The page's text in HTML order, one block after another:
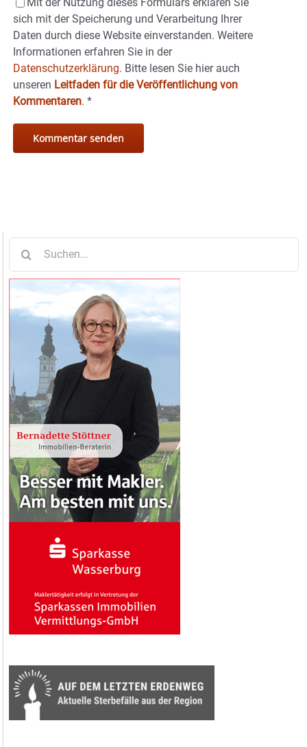
sich mit der Speicherung und Verarbeitung Ihrer
Daten durch diese Website einverstanden. Weitere
Informationen erfahren Sie in der
Datenschutzerklärung. Bitte lesen Sie hier auch
unseren Leitfaden für die Veröffentlichung von
Kommentaren. *
nach: